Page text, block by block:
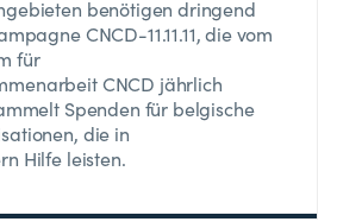
benötigen dringend
CNCD-11.11.11, die vom
für
CNCD jährlich
Spenden für belgische
die in
Hilfe leisten.